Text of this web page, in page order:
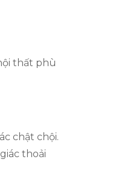
thất phù
chật chội.
thoải